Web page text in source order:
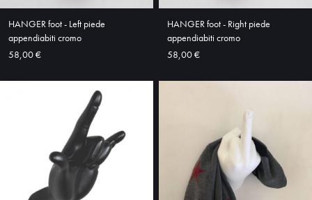
SHOP
HANGER foot - Left piede
appendiabiti cromo
58,00 €
HANGER foot - Right piede
appendiabiti cromo
58,00 €